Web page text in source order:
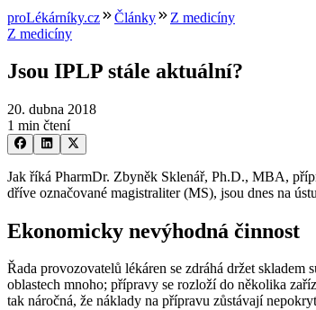
proLékárníky.cz Články
Z medicíny
Z medicíny
Jsou IPLP stále aktuální?
20. dubna 2018
1 min čtení
Jak říká PharmDr. Zbyněk Sklenář, Ph.D., MBA,
dříve označované magistraliter (MS), jsou dnes na
Ekonomicky nevýhodná činnost
Řada provozovatelů lékáren se zdráhá držet
oblastech mnoho; přípravy se rozloží do několika
tak náročná, že náklady na přípravu zůstávají